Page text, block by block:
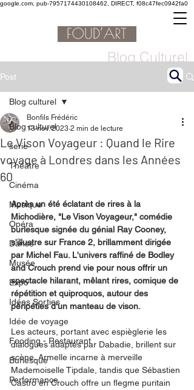
google.com, pub-7957174430108462, DIRECT, f08c47fec0942fa0
Blog Culturel
Post
Blog culturel
serie
Théâtre
Cinéma
Musique
Opéra
Danse
Musée
Expo
Idées Sorties
Idée de voyage
Fooding - Restaurant
Burlesque
Performance
Blog culturel
Le Vison Voyageur : Quand le Rire
voyage à Londres dans les Années
60
Bonfils Frédéric
13 nov. 2023 2 min de lecture
Après un été éclatant de rires à la
Michodière, "Le Vison Voyageur," comédie
burlesque signée du génial Ray Cooney,
s'illustre sur France 2, brillamment dirigée
par Michel Fau. L'univers raffiné de Bodley
and Crouch prend vie pour nous offrir un
spectacle hilarant, mêlant rires, comique de
répétition et quiproquos, autour des
péripéties d'un manteau de vison.
Les acteurs, portant avec espièglerie les
dialogues adaptés par Dabadie, brillent sur
scène. Armelle incarne à merveille
Mademoiselle Tipdale, tandis que Sébastien
Castro en Crouch offre un flegme puritain